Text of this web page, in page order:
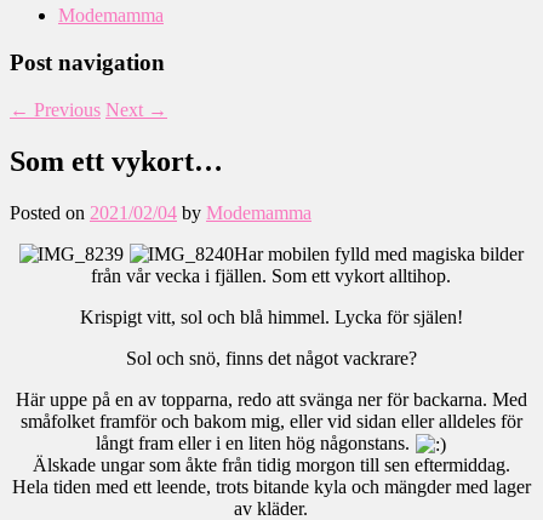
Modemamma
Post navigation
← Previous Next →
Som ett vykort…
Posted on 2021/02/04 by Modemamma
Har mobilen fylld med magiska bilder
från vår vecka i fjällen. Som ett vykort alltihop.
Krispigt vitt, sol och blå himmel. Lycka för själen!
Sol och snö, finns det något vackrare?
Här uppe på en av topparna, redo att svänga ner för backarna. Med
småfolket framför och bakom mig, eller vid sidan eller alldeles för
långt fram eller i en liten hög någonstans.
Älskade ungar som åkte från tidig morgon till sen eftermiddag.
Hela tiden med ett leende, trots bitande kyla och mängder med lager
av kläder.